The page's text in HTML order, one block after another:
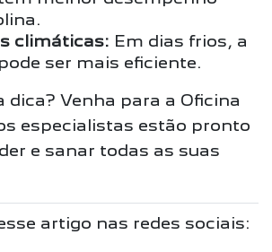
climáticas: Em dias frios, a
ser mais eficiente.
dica? Venha para a Oficina
especialistas estão pronto
e sanar todas as suas
artigo nas redes sociais: